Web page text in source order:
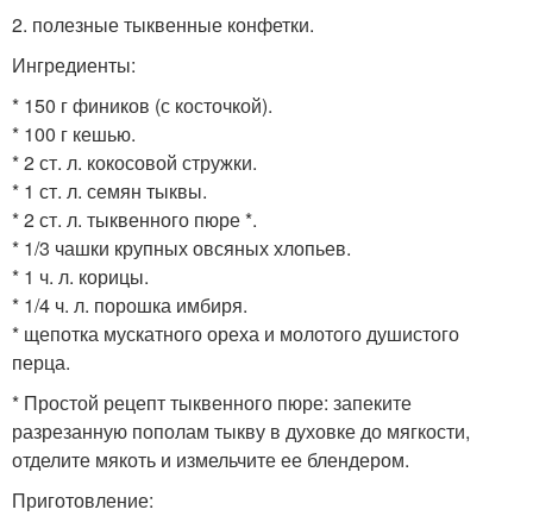
2. полезные тыквенные конфетки.
Ингредиенты:
* 150 г фиников (с косточкой).
* 100 г кешью.
* 2 ст. л. кокосовой стружки.
* 1 ст. л. семян тыквы.
* 2 ст. л. тыквенного пюре *.
* 1/3 чашки крупных овсяных хлопьев.
* 1 ч. л. корицы.
* 1/4 ч. л. порошка имбиря.
* щепотка мускатного ореха и молотого душистого
перца.
* Простой рецепт тыквенного пюре: запеките
разрезанную пополам тыкву в духовке до мягкости,
отделите мякоть и измельчите ее блендером.
Приготовление: